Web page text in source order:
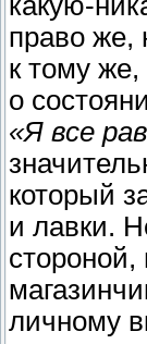
право же,
к тому же,
о
«Я все
который
и лавки.
личному